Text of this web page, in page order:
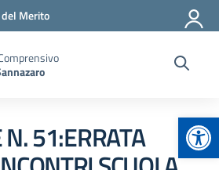
Merito
N. 51:ERRATA